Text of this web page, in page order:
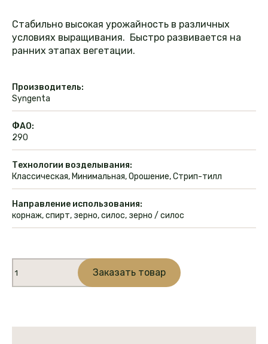
Стабильно высокая урожайность в различных
условиях выращивания. Быстро развивается на
ранних этапах вегетации.
Производитель:
Syngenta
ФАО:
290
Технологии возделывания:
Классическая, Минимальная, Орошение, Стрип-тилл
Направление использования:
корнаж, спирт, зерно, силос, зерно / силос
товара
Чоринтос
(кукуруза)
Заказать товар